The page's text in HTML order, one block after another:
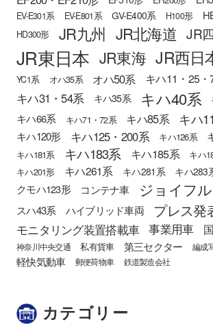
EV-E301系 EV-E801系 GV-E400系 H100形
HD300形 JR九州 JR北海道 JR
JR東日本 JR東海 JR西日
YC1系 オハ35系 オハ50系 キハ11・25・
キハ31・54系 キハ35系 キハ40系
キハ66系 キハ71・72系 キハ85系 キハ
キハ120形 キハ125・200系 キハ126系
キハ181系 キハ183系 キハ185系 キハ
キハ201形
キハ261系 キハ281系 キハ283
クモハ123形
コンテナ車 ジョイフ
スハ43系 ハイブリッド車両 プレス発
モニタリング装置搭載車 事業用車
神奈川中央交通 私有貨車 第三セクター 編成
軽快気動車 郵便荷物車 鉄道製造会社
カテゴリー